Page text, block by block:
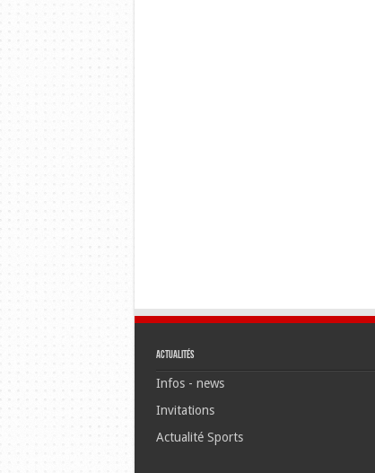
Actualités
Infos - news
Invitations
Actualité Sports